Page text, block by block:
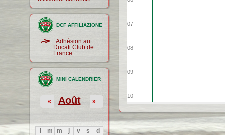
DCF AFFILIAZIONE
Adhésion au
Ducati Club de
France
MINI CALENDRIER
Août
« »
m m j v s
d
07
08
09
10
11